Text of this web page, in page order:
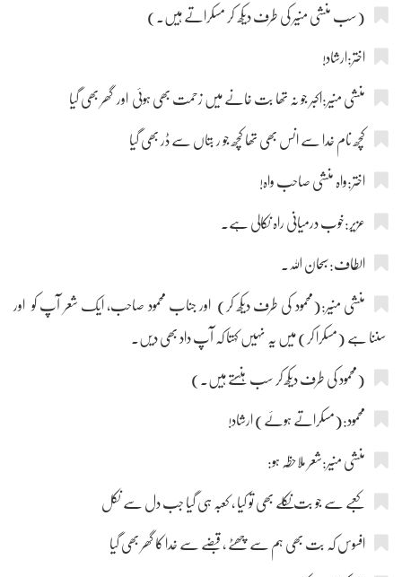
(سب منشی منیر کی طرف دیکھ کر مسکراتے ہیں۔)
اختر:ارشاد!
منشی منیر:اکبر جو نہ تھا بت خانے میں زحمت بھی ہوئی اور گھر بھی گیا
کچھ نام خدا سے انس بھی تھا کچھ جو ر بتاں سے ڈر بھی گیا
اختر:واہ منشی صاحب واہ!
عزیر:خوب درمیانی راہ نکالی ہے۔
الطاف:سبحان اللہ۔
منشی منیر:(محمود کی طرف دیکھ کر) اور جناب محمود صاحب، ایک شعر آپ کو اور
سننا ہے (مسکرا کر) میں یہ نہیں کہتا کہ آپ داد بھی دیں۔
(محمود کی طرف دیکھ کر سب ہنستے ہیں۔)
محمود:(مسکراتے ہوئے) ارشاد!
منشی منیر:شعر ملاحظہ ہو:
کعبے سے جو بت نکلے بھی تو کیا ، کعبہ ہی گیا جب دل سے نکل
افسوس کہ بت بھی ہم سے چھٹے ، قبضے سے خدا کا گھر بھی گیا